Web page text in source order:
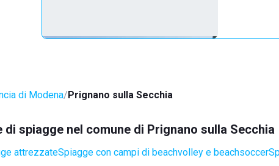
di Modena Prignano sulla Secchia
spiagge nel comune di Prignano sulla Secchia
attrezzateSpiagge con campi di beachvolley e beachsoccer